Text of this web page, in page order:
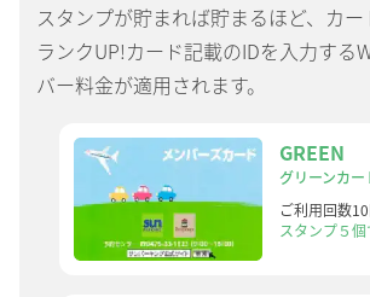
スタンプが貯まれば貯まるほど、カ
ランクUP!カード記載のIDを入力する
バー料金が適用されます。
GREEN
グリーンカー
ご利用回数
スタンプ５個